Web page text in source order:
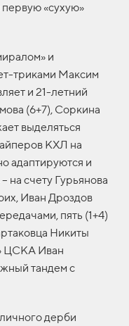
«сухую»
и
триками Максим
и 21-летний
(6+7), Соркина
выделяться
КХЛ на
адаптируются и
счету Гурьянова
Иван Дроздов
пять (1+4)
Никиты
ЦСКА Иван
тандем с
дерби